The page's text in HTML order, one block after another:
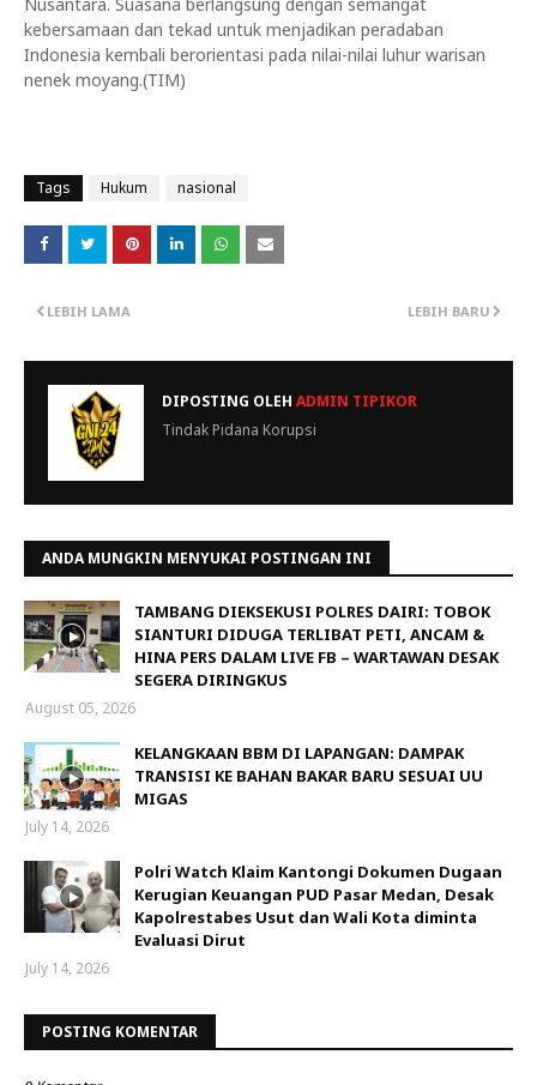
kebersamaan dan tekad untuk menjadikan peradaban
Indonesia kembali berorientasi pada nilai-nilai luhur warisan
nenek moyang.(TIM)
Tags Hukum nasional
LEBIH BARU
LEBIH LAMA
DIPOSTING OLEH ADMIN TIPIKOR
Tindak Pidana Korupsi
ANDA MUNGKIN MENYUKAI POSTINGAN INI
TAMBANG DIEKSEKUSI POLRES DAIRI: TOBOK
SIANTURI DIDUGA TERLIBAT PETI, ANCAM &
HINA PERS DALAM LIVE FB – WARTAWAN DESAK
SEGERA DIRINGKUS
August 05, 2026
KELANGKAAN BBM DI LAPANGAN: DAMPAK
TRANSISI KE BAHAN BAKAR BARU SESUAI UU
MIGAS
July 14, 2026
Polri Watch Klaim Kantongi Dokumen Dugaan
Kerugian Keuangan PUD Pasar Medan, Desak
Kapolrestabes Usut dan Wali Kota diminta
Evaluasi Dirut
July 14, 2026
POSTING KOMENTAR